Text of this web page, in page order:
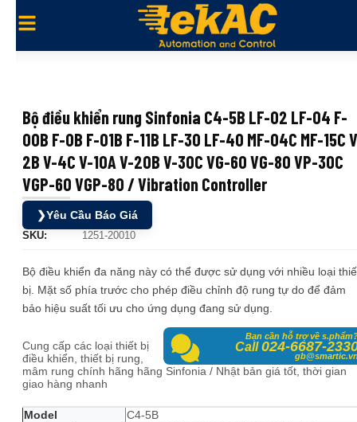
Bộ điều khiển rung Sinfonia C4-5B LF-02 LF-04 F-
00B F-0B F-01B F-11B LF-30 LF-40 MF-04C MF-15C
2B V-4C V-10A V-20B V-30C VG-60 VG-80 VP-30C
VGP-60 VGP-80 / Vibration Controller
❯Yêu Cầu Báo Giá
SKU: 1251-20010
Bộ điều khiển đa năng này có thể được sử dụng với nhiều loại
bị. Mặt số phía trước cho phép điều chỉnh độ rung tự do để đảm
bảo hiệu suất tối ưu cho ứng dụng đang sử dụng.
Bạn cần hỗ trợ về
Call024-6687-
Cung cấp các loại thiết bị
điều khiển, thiết bị rung,
mâm rung chính hãng hãng Sinfonia / Nhật bản giá tốt, thời gian
giao hàng nhanh
Model
C4-5B